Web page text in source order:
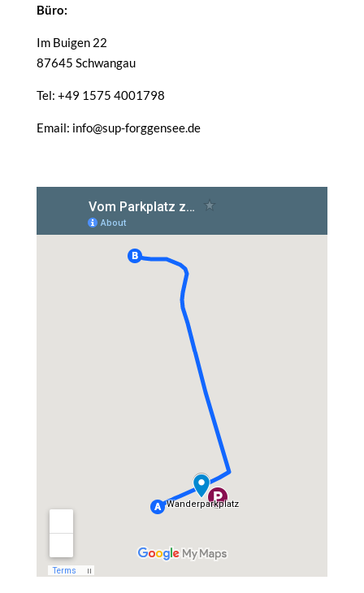
Büro:
Im Buigen 22
87645 Schwangau
Tel: +49 1575 4001798
Email: info@sup-forggensee.de